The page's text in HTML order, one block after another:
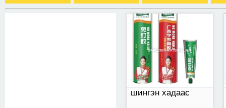
шингэн хадаас